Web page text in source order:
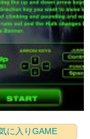
に入りGAME